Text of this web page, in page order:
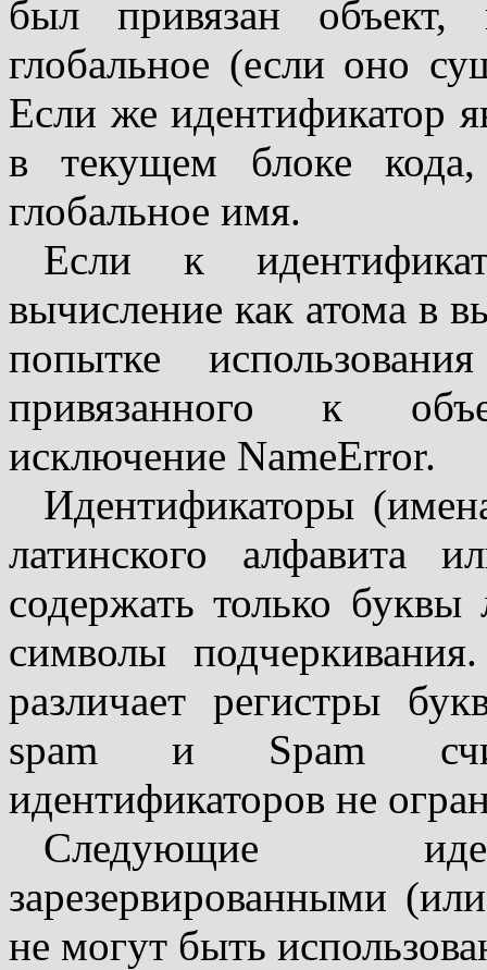
был привязан объект,
глобальное (если оно
Если же идентификатор
в текущем блоке
глобальное имя.
Если к
вычисление как атома в
попытке
привязанного к
исключение NameError.
Идентификаторы
латинского алфавита
содержать только
символы
различает регистры
spam и Spam
идентификаторов не
Следующие
зарезервированными
не могут быть